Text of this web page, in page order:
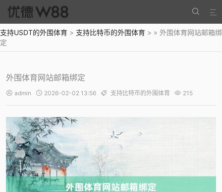


支持USDT的外围体育 > 支持比特币的外围体育 > » 外围体育网站邮箱绑
定
外围体育网站邮箱绑定
 admin  2026-02-02 13:56  支持比特币的外围体育  215